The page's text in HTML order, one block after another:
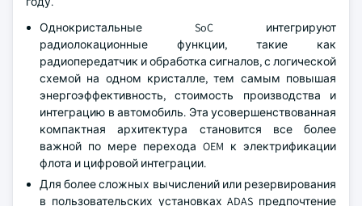
Однокристальные SoC интегрируют
радиолокационные функции, такие как
радиопередатчик и обработка сигналов, с логической
схемой на одном кристалле, тем самым повышая
энергоэффективность, стоимость производства и
интеграцию в автомобиль. Эта усовершенствованная
компактная архитектура становится все более
важной по мере перехода OEM к электрификации
флота и цифровой интеграции.
Для более сложных вычислений или резервирования
в пользовательских установках ADAS предпочтение